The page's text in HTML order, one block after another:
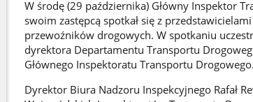
W środę (29 października) Główny Inspektor
swoim zastępcą spotkał się z
przewoźników drogowych. W spotkaniu
dyrektora Departamentu Transportu
Głównego Inspektoratu Transportu Drogowego.
Dyrektor Biura Nadzoru Inspekcyjnego Rafał